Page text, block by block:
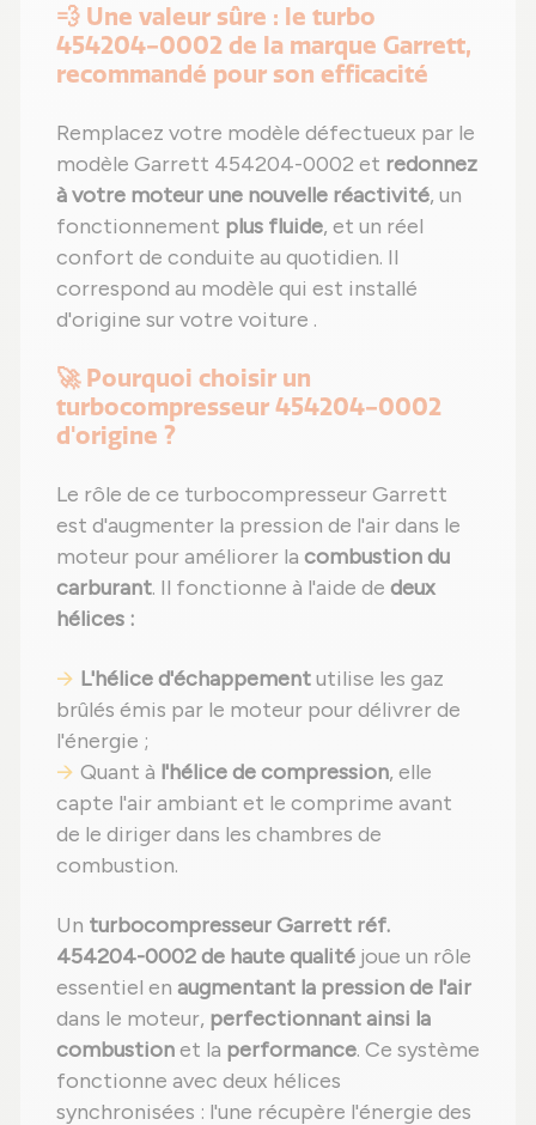
💨 Une valeur sûre : le turbo
454204-0002 de la marque Garrett,
recommandé pour son efficacité
Remplacez votre modèle défectueux par le
modèle Garrett 454204-0002 et redonnez
à votre moteur une nouvelle réactivité, un
fonctionnement plus fluide, et un réel
confort de conduite au quotidien. Il
correspond au modèle qui est installé
d'origine sur votre voiture .
🚀 Pourquoi choisir un
turbocompresseur 454204-0002
d'origine ?
Le rôle de ce turbocompresseur Garrett
est d'augmenter la pression de l'air dans le
moteur pour améliorer la combustion du
carburant. Il fonctionne à l'aide de deux
hélices :
L'hélice d'échappementutilise les gaz
brûlés émis par le moteur pour délivrer de
l'énergie ;
Quant à l'hélice de compression, elle
capte l'air ambiant et le comprime avant
de le diriger dans les chambres de
combustion.
Un turbocompresseur Garrett réf.
454204-0002 de haute qualité joue un rôle
essentiel en augmentant la pression de l'air
dans le moteur, perfectionnant ainsi la
combustionet la performance. Ce système
fonctionne avec deux hélices
synchronisées : l'une récupère l'énergie des